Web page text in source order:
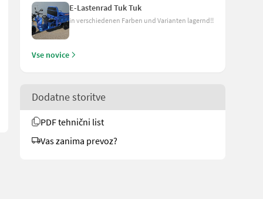
navigiert der Mähroboter präzise und zuverlässig selbst
E-Lastenrad Tuk Tuk
in verschiedenen Farben und Varianten lagernd!!
Vse novice
Dodatne storitve
PDF tehnični list
Vas zanima prevoz?